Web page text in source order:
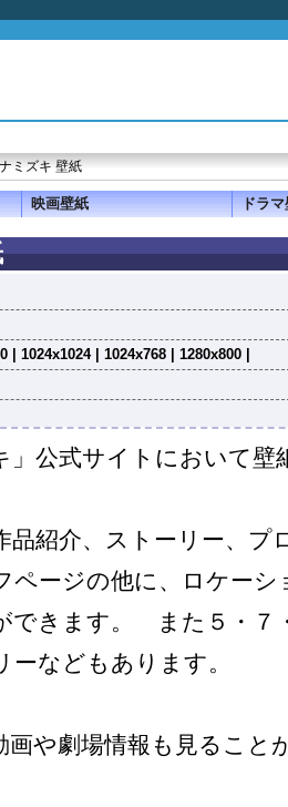
ミズキ 壁紙
映画壁紙 ドラ
| 1024x1024 | 1024x768 | 1280x800 |
」公式サイトにおいて壁
品紹介、ストーリー、プ
ページの他に、ロケー
できます。 また５・７
ーなどもあります。
画や劇場情報も見ること